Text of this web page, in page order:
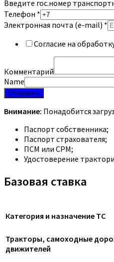
Введите гос.номер
Телефон *
Электронная почта (e-mail) *
Согласие на
Комментарий
Name
Отправить
Внимание: Понадобится
Паспорт собственника;
Паспорт страхователя;
ПСМ или СРМ;
Удостоверение
Базовая ставка
Категория и назначение ТС
Тракторы, самоходные
движителей